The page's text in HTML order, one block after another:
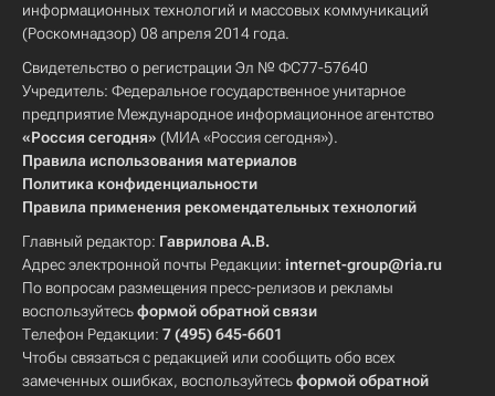
информационных технологий и массовых коммуникаций
(Роскомнадзор) 08 апреля 2014 года.
Свидетельство о регистрации Эл № ФС77-57640
Учредитель: Федеральное государственное унитарное
предприятие Международное информационное агентство
«Россия сегодня» (МИА «Россия сегодня»).
Правила использования материалов
Политика конфиденциальности
Правила применения рекомендательных технологий
Главный редактор: Гаврилова А.В.
Адрес электронной почты Редакции: internet-group@ria.ru
По вопросам размещения пресс-релизов и рекламы
воспользуйтесьформой обратной связи
Телефон Редакции: 7 (495) 645-6601
Чтобы связаться с редакцией или сообщить обо всех
замеченных ошибках, воспользуйтесьформой обратной